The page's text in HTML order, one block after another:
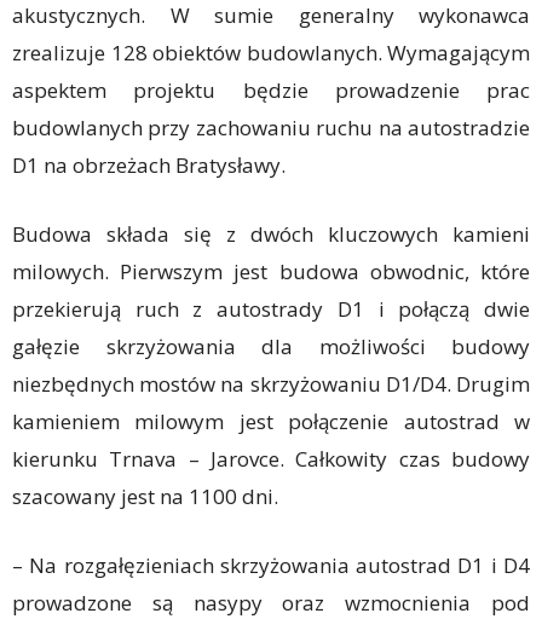
akustycznych. W sumie generalny wykonawca
zrealizuje 128 obiektów budowlanych. Wymagającym
aspektem projektu będzie prowadzenie prac
budowlanych przy zachowaniu ruchu na autostradzie
D1 na obrzeżach Bratysławy.
Budowa składa się z dwóch kluczowych kamieni
milowych. Pierwszym jest budowa obwodnic, które
‎przekierują ruch z autostrady D1 i połączą dwie
gałęzie skrzyżowania dla możliwości ‎budowy
niezbędnych mostów na skrzyżowaniu D1/D4. Drugim
kamieniem milowym ‎jest połączenie autostrad w
kierunku Trnava – Jarovce. Całkowity czas budowy
‎szacowany jest na 1100 dni. ‎
– Na rozgałęzieniach skrzyżowania autostrad D1 i D4
prowadzone są nasypy oraz wzmocnienia pod